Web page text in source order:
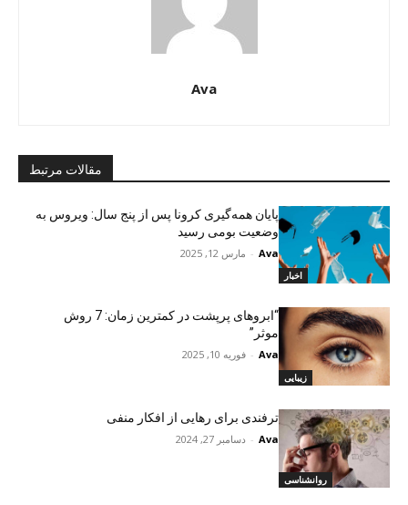
Ava
مقالات مرتبط
اخبار
پایان همه‌گیری کرونا پس از پنج سال: ویروس به
وضعیت بومی رسید
Ava
- مارس 12, 2025
زیبایی
“ابروهای پرپشت در کمترین زمان: 7 روش
موثر”
Ava
- فوریه 10, 2025
روانشناسی
ترفندی برای رهایی از افکار منفی
Ava
- دسامبر 27, 2024